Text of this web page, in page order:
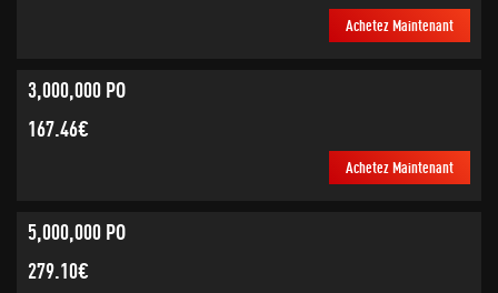
Achetez Maintenant
3,000,000 PO
167.46€
Achetez Maintenant
5,000,000 PO
279.10€